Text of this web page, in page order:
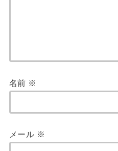
名前 ※
メール ※